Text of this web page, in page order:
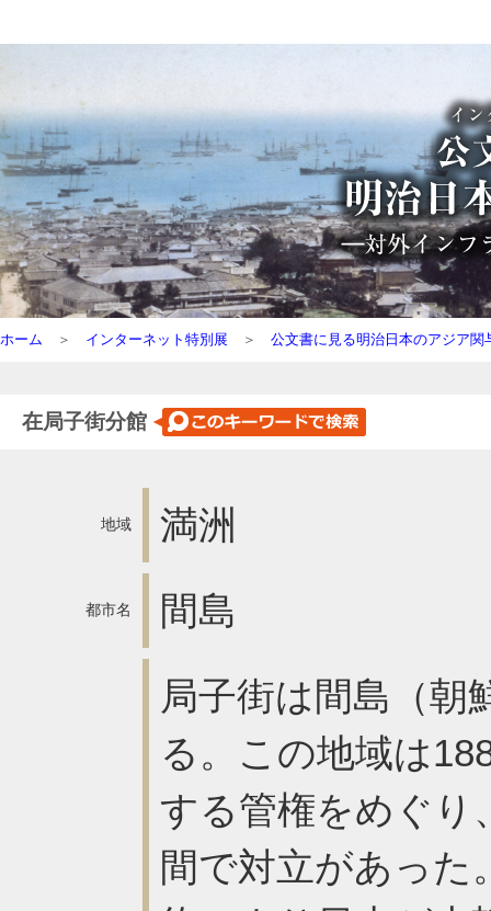
ホーム ＞ インターネット特別展 ＞ 公文書に見る明治日本のアジア関
在局子街分館
地域 満洲
都市名 間島
局子街は間島（朝
る。この地域は
する管権をめぐり
間で対立があった